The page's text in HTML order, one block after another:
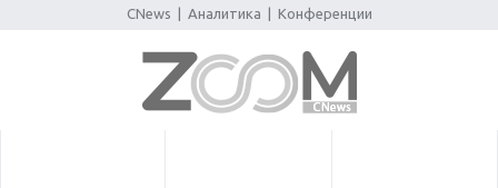
CNews Аналитика Конференции